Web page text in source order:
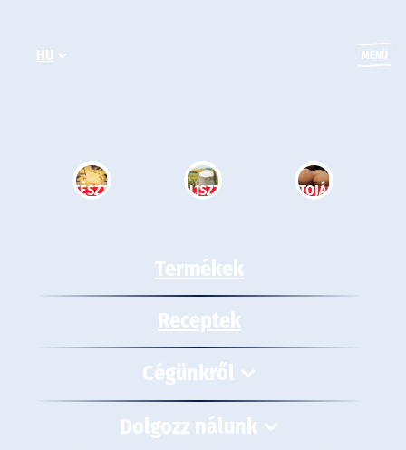
tartalomhoz
HU MENÜ
TÉSZTA LISZT TOJÁS
Termékek
Receptek
Cégünkről
Dolgozz nálunk